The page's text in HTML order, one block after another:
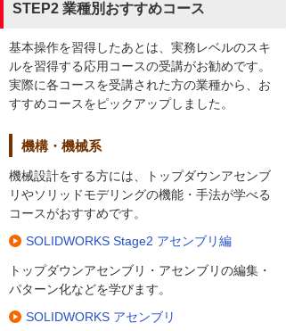
STEP2 業種別おすすめコース
基本操作を習得したあとは、実務レベルのスキ
ルを習得する応用コースの受講がお勧めです。
実際に各コースを受講された方の業種から、お
すすめコースをピックアップしました。
機構・機械系
機械設計をする方には、トップダウンアセンブ
リやソリッドモデリングの機能・手法が学べる
コースがおすすめです。
SOLIDWORKS Stage2 アセンブリ編
トップダウンアセンブリ・アセンブリの編集・
パターン化などを学びます。
SOLIDWORKS アセンブリ